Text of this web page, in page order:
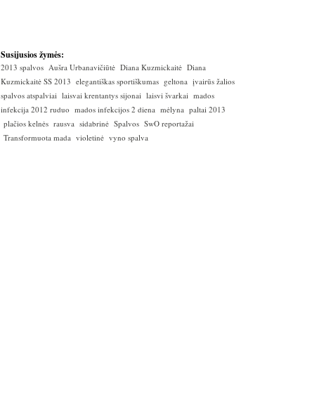
Susijusios žymės:
2013 spalvos Aušra Urbanavičiūtė Diana Kuzmickaitė Diana
Kuzmickaitė SS 2013 elegantiškas sportiškumas geltona įvairūs žalios
spalvos atspalviai laisvai krentantys sijonai laisvi švarkai mados
infekcija 2012 ruduo mados infekcijos 2 diena mėlyna paltai 2013
plačios kelnės rausva sidabrinė Spalvos SwO reportažai
Transformuota mada violetinė vyno spalva